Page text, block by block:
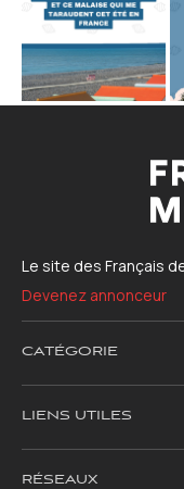
Le site des Français
Devenez annonceur
CATÉGORIE
LIENS UTILES
RÉSEAUX